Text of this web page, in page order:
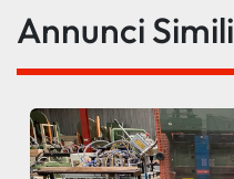
Annunci Simili